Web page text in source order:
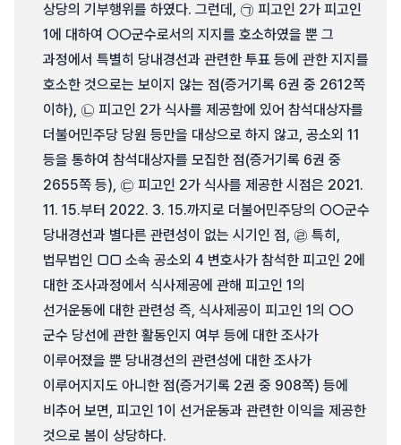
상당의 기부행위를 하였다. 그런데, ㉠ 피고인 2가 피고인
1에 대하여 ○○군수로서의 지지를 호소하였을 뿐 그
과정에서 특별히 당내경선과 관련한 투표 등에 관한 지지를
호소한 것으로는 보이지 않는 점(증거기록 6권 중 2612쪽
이하), ㉡ 피고인 2가 식사를 제공함에 있어 참석대상자를
더불어민주당 당원 등만을 대상으로 하지 않고, 공소외 11
등을 통하여 참석대상자를 모집한 점(증거기록 6권 중
2655쪽 등), ㉢ 피고인 2가 식사를 제공한 시점은 2021.
11. 15.부터 2022. 3. 15.까지로 더불어민주당의 ○○군수
당내경선과 별다른 관련성이 없는 시기인 점, ㉣ 특히,
법무법인 □□ 소속 공소외 4 변호사가 참석한 피고인 2에
대한 조사과정에서 식사제공에 관해 피고인 1의
선거운동에 대한 관련성 즉, 식사제공이 피고인 1의 ○○
군수 당선에 관한 활동인지 여부 등에 대한 조사가
이루어졌을 뿐 당내경선의 관련성에 대한 조사가
이루어지지도 아니한 점(증거기록 2권 중 908쪽) 등에
비추어 보면, 피고인 1이 선거운동과 관련한 이익을 제공한
것으로 봄이 상당하다.